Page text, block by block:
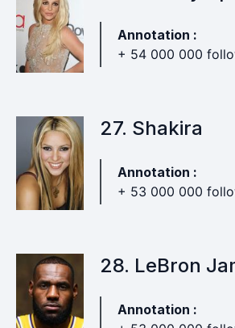
Annotation :
+ 54 000 000
27. Shakira
Annotation :
+ 53 000 000
28. LeBron
Annotation :